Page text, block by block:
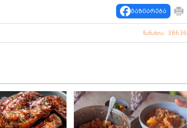
გაზიარება
ნანახია: 38636